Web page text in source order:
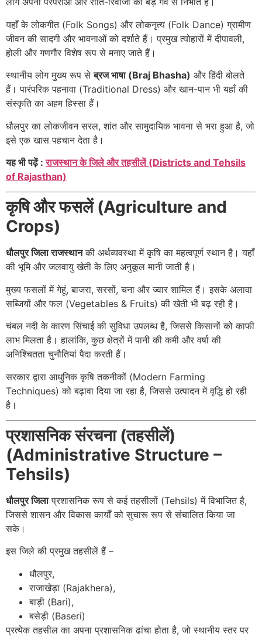
यहाँ के लोकगीत (Folk Songs) और लोकनृत्य (Folk Dance) ग्रामीण
जीवन की सादगी और भावनाओं को दर्शाते हैं। प्रमुख त्योहारों में दीपावली,
होली और गणगौर विशेष रूप से मनाए जाते हैं।
स्थानीय लोग मुख्य रूप सेब्रज भाषा (Braj Bhasha) और हिंदी बोलते
हैं। पारंपरिक पहनावा (Traditional Dress) और खान-पान भी यहाँ की
संस्कृति का अहम हिस्सा हैं।
धौलपुर का लोकजीवन सरल, शांत और सामुदायिक भावना से भरा हुआ है, जो
इसे एक खास पहचान देता है।
यह भी पढ़ें :राजस्थान के जिले और तहसीलें (Districts and Tehsils
of Rajasthan)
कृषि और फसलें (Agriculture and
Crops)
धौलपुर जिला राजस्थानकी अर्थव्यवस्था में कृषि का महत्वपूर्ण स्थान है। यहाँ
की भूमि और जलवायु खेती के लिए अनुकूल मानी जाती है।
मुख्य फसलों में गेहूं, बाजरा, सरसों, चना और ज्वार शामिल हैं। इसके अलावा
सब्जियों और फल (Vegetables & Fruits) की खेती भी बढ़ रही है।
चंबल नदी के कारण सिंचाई की सुविधा उपलब्ध है, जिससे किसानों को काफी
लाभ मिलता है। हालांकि, कुछ क्षेत्रों में पानी की कमी और वर्षा की
अनिश्चितता चुनौतियां पैदा करती हैं।
सरकार द्वारा आधुनिक कृषि तकनीकों (Modern Farming
Techniques) को बढ़ावा दिया जा रहा है, जिससे उत्पादन में वृद्धि हो रही
है।
प्रशासनिक संरचना (तहसीलें)
(Administrative Structure –
Tehsils)
धौलपुर जिलाप्रशासनिक रूप से कई तहसीलों (Tehsils) में विभाजित है,
जिससे शासन और विकास कार्यों को सुचारू रूप से संचालित किया जा
सके।
इस जिले की प्रमुख तहसीलें हैं –
धौलपुर,
राजाखेड़ा (Rajakhera),
बाड़ी (Bari),
बसेड़ी (Baseri)
प्रत्येक तहसील का अपना प्रशासनिक ढांचा होता है, जो स्थानीय स्तर पर